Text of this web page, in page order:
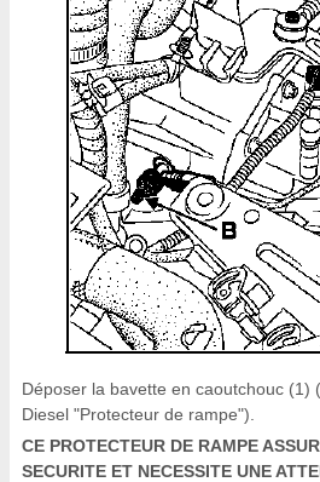
Déposer la bavette en caoutchouc (1)
Diesel "Protecteur de rampe").
CE PROTECTEUR DE RAMPE
SECURITE ET NECESSITE UNE